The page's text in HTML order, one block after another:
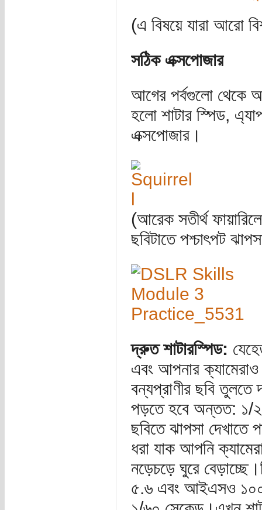
(এ বিষয়ে যারা আরো
সঠিক এক্সপোজার
আগের পর্বগুলো থেকে
হলো শাটার স্পিড,
এক্সপোজার।
(আরেক সতীর্থ
ছবিটাতে পশ্চাৎপট
দ্রুত শাটারস্পিড:
এবং আপনার ক্যামেরাও
বন্যপ্রাণীর ছবি তুলতে
পড়তে হবে অন্তত: ১/
ছবিতে ঝাপসা দেখাতে
ধরা যাক আপনি
নড়েচড়ে ঘুরে
৫.৬ এবং আইএসও ১০০